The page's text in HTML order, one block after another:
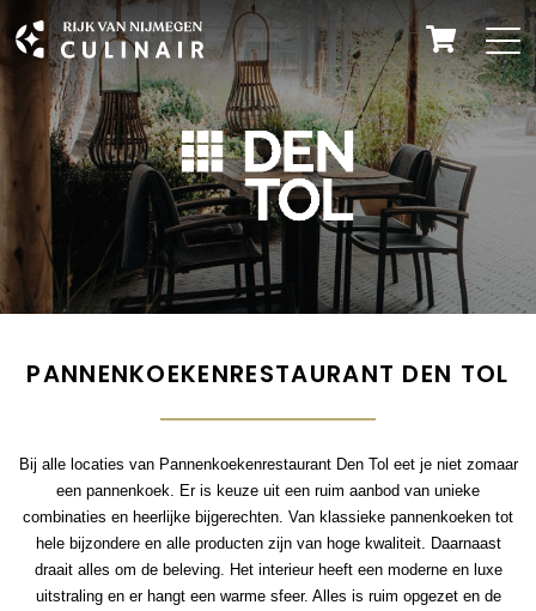
PANNENKOEKENRESTAURANT DEN TOL
Bij alle locaties van Pannenkoekenrestaurant Den Tol eet je niet zomaar
een pannenkoek. Er is keuze uit een ruim aanbod van unieke
combinaties en heerlijke bijgerechten. Van klassieke pannenkoeken tot
hele bijzondere en alle producten zijn van hoge kwaliteit. Daarnaast
draait alles om de beleving. Het interieur heeft een moderne en luxe
uitstraling en er hangt een warme sfeer. Alles is ruim opgezet en de